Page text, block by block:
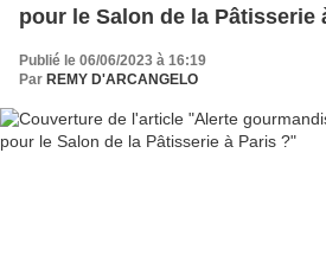
pour le Salon de la Pâtisserie
Publié le 06/06/2023 à 16:19
Par REMY D'ARCANGELO